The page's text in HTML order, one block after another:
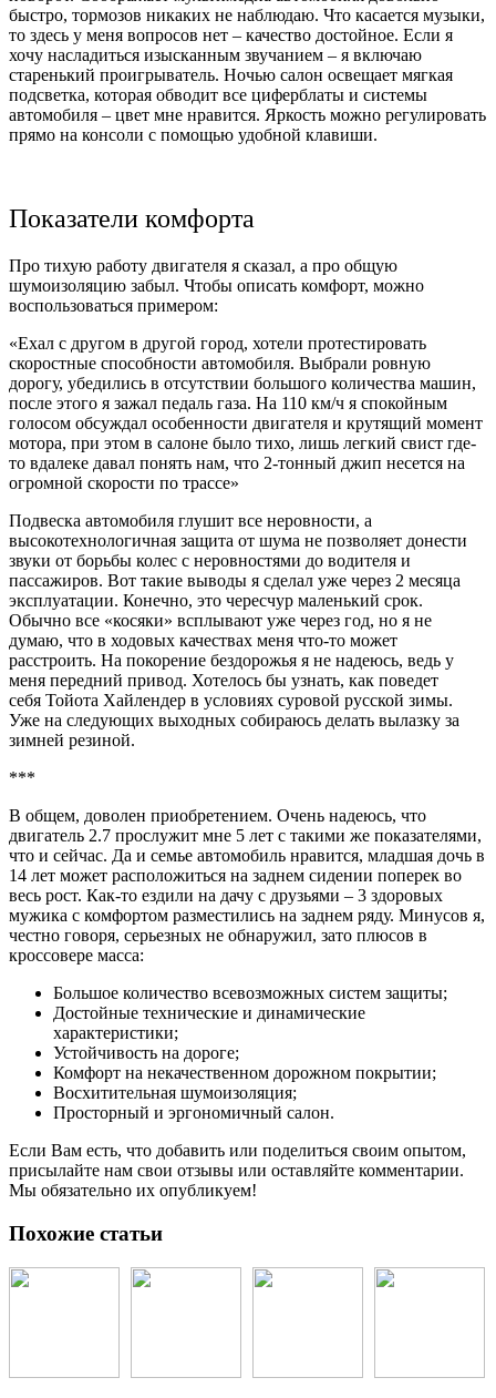
быстро, тормозов никаких не наблюдаю. Что касается музыки,
то здесь у меня вопросов нет – качество достойное. Если я
хочу насладиться изысканным звучанием – я включаю
старенький проигрыватель. Ночью салон освещает мягкая
подсветка, которая обводит все циферблаты и системы
автомобиля – цвет мне нравится. Яркость можно регулировать
прямо на консоли с помощью удобной клавиши.
Показатели комфорта
Про тихую работу двигателя я сказал, а про общую
шумоизоляцию забыл. Чтобы описать комфорт, можно
воспользоваться примером:
«Ехал с другом в другой город, хотели протестировать
скоростные способности автомобиля. Выбрали ровную
дорогу, убедились в отсутствии большого количества машин,
после этого я зажал педаль газа. На 110 км/ч я спокойным
голосом обсуждал особенности двигателя и крутящий момент
мотора, при этом в салоне было тихо, лишь легкий свист где-
то вдалеке давал понять нам, что 2-тонный джип несется на
огромной скорости по трассе»
Подвеска автомобиля глушит все неровности, а
высокотехнологичная защита от шума не позволяет донести
звуки от борьбы колес с неровностями до водителя и
пассажиров. Вот такие выводы я сделал уже через 2 месяца
эксплуатации. Конечно, это чересчур маленький срок.
Обычно все «косяки» всплывают уже через год, но я не
думаю, что в ходовых качествах меня что-то может
расстроить. На покорение бездорожья я не надеюсь, ведь у
меня передний привод. Хотелось бы узнать, как поведет
себя Тойота Хайлендер в условиях суровой русской зимы.
Уже на следующих выходных собираюсь делать вылазку за
зимней резиной.
***
В общем, доволен приобретением. Очень надеюсь, что
двигатель 2.7 прослужит мне 5 лет с такими же показателями,
что и сейчас. Да и семье автомобиль нравится, младшая дочь в
14 лет может расположиться на заднем сидении поперек во
весь рост. Как-то ездили на дачу с друзьями – 3 здоровых
мужика с комфортом разместились на заднем ряду. Минусов я,
честно говоря, серьезных не обнаружил, зато плюсов в
кроссовере масса:
Большое количество всевозможных систем защиты;
Достойные технические и динамические
характеристики;
Устойчивость на дороге;
Комфорт на некачественном дорожном покрытии;
Восхитительная шумоизоляция;
Просторный и эргономичный салон.
Если Вам есть, что добавить или поделиться своим опытом,
присылайте нам свои отзывы или оставляйте комментарии.
Мы обязательно их опубликуем!
Похожие статьи